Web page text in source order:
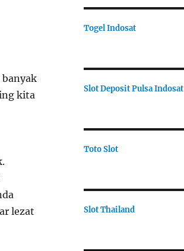
banyak
kita
lezat
Togel Indosat
Slot Deposit Pulsa Indosat
Toto Slot
Slot Thailand